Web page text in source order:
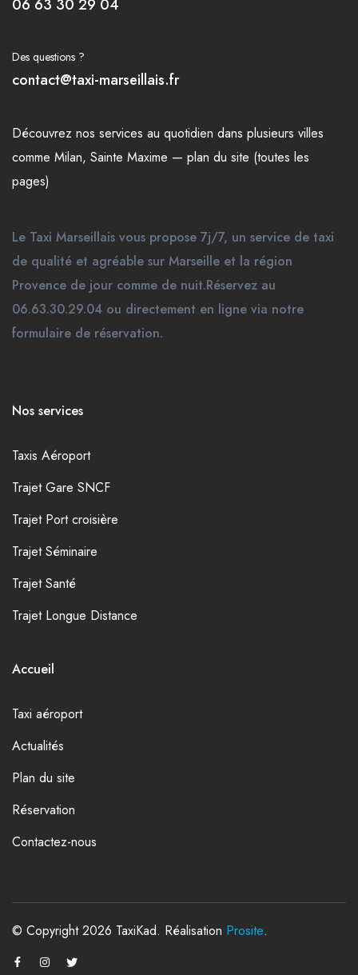
06 63 30 29 04
Des questions ?
contact@taxi-marseillais.fr
Découvrez nos services au quotidien dans plusieurs villes
comme Milan, Sainte Maxime — plan du site (toutes les
pages)
Le Taxi Marseillais vous propose 7j/7, un service de taxi
de qualité et agréable sur Marseille et la région
Provence de jour comme de nuit.Réservez au
06.63.30.29.04 ou directement en ligne via notre
formulaire de réservation.
Nos services
Taxis Aéroport
Trajet Gare SNCF
Trajet Port croisière
Trajet Séminaire
Trajet Santé
Trajet Longue Distance
Accueil
Taxi aéroport
Actualités
Plan du site
Réservation
Contactez-nous
© Copyright 2026 TaxiKad. Réalisation Prosite.